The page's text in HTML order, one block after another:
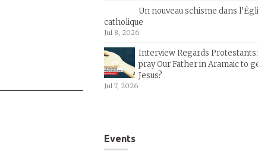
Un nouveau schisme dans
catholique
Jul 8, 2026
Interview Regards
pray Our Father in Aramaic to
Jesus?
Jul 7, 2026
Events